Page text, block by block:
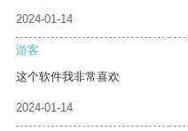
2024-01-14
游客
这个软件我非常喜欢
2024-01-14